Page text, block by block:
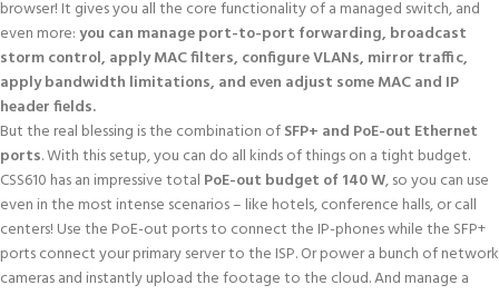
browser! It gives you all the core functionality of a managed switch, and
even more:you can manage port-to-port forwarding, broadcast
storm control, apply MAC filters, configure VLANs, mirror traffic,
apply bandwidth limitations, and even adjust some MAC and IP
header fields.
But the real blessing is the combination ofSFP+ and PoE-out Ethernet
ports. With this setup, you can do all kinds of things on a tight budget.
CSS610 has an impressive total PoE-out budget of 140 W, so you can use
even in the most intense scenarios – like hotels, conference halls, or call
centers! Use the PoE-out ports to connect the IP-phones while the SFP+
ports connect your primary server to the ISP. Or power a bunch of network
cameras and instantly upload the footage to the cloud. And manage a